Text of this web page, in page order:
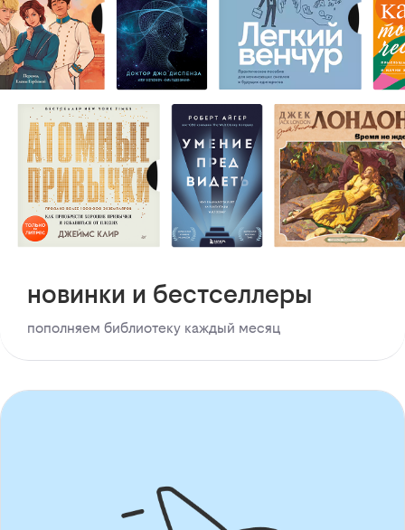
новинки и бестселлеры
пополняем библиотеку каждый месяц